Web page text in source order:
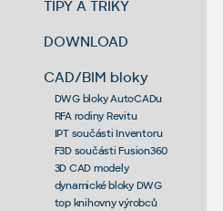
TIPY A TRIKY
DOWNLOAD
CAD/BIM bloky
DWG bloky AutoCADu
RFA rodiny Revitu
IPT součásti Inventoru
F3D součásti Fusion360
3D CAD modely
dynamické bloky DWG
top knihovny výrobců